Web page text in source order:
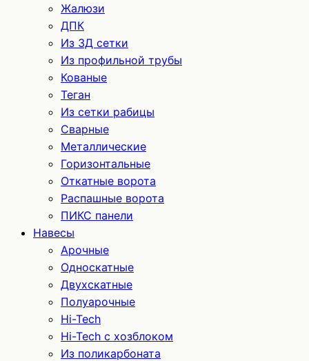
Жалюзи
ДПК
Из 3Д сетки
Из профильной трубы
Кованые
Теган
Из сетки рабицы
Сварные
Металлические
Горизонтальные
Откатные ворота
Распашные ворота
ПИКС панели
Навесы
Арочные
Односкатные
Двухскатные
Полуарочные
Hi-Tech
Hi-Tech с хозблоком
Из поликарбоната